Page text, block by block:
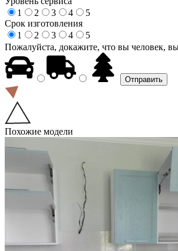
1
2 3 4
5
Срок изготовления
1
2 3 4
5
Пожалуйста, докажите, что вы человек,
Похожие модели